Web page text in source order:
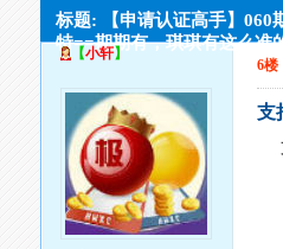
标题: 【申请认证高手】060
特==期期有，琪琪有这么准
【小轩】
6楼
支